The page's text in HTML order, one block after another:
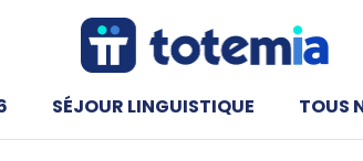
SÉJOUR LINGUISTIQUE TOUS